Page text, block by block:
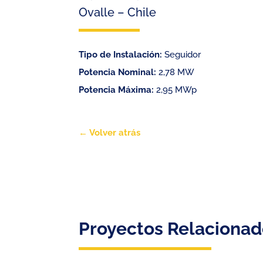
Ovalle – Chile
Tipo de Instalación: Seguidor
Potencia Nominal: 2,78 MW
Potencia Máxima: 2,95 MWp
← Volver atrás
Proyectos